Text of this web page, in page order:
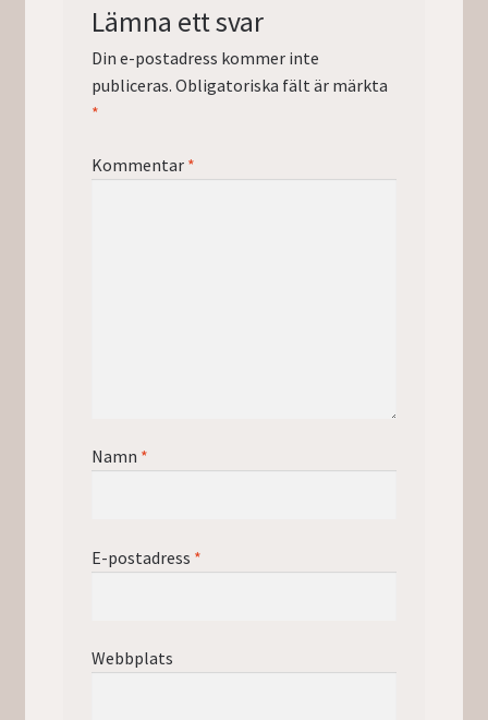
Lämna ett svar
Din e-postadress kommer inte
publiceras. Obligatoriska fält är märkta
*
Kommentar *
Namn *
E-postadress *
Webbplats